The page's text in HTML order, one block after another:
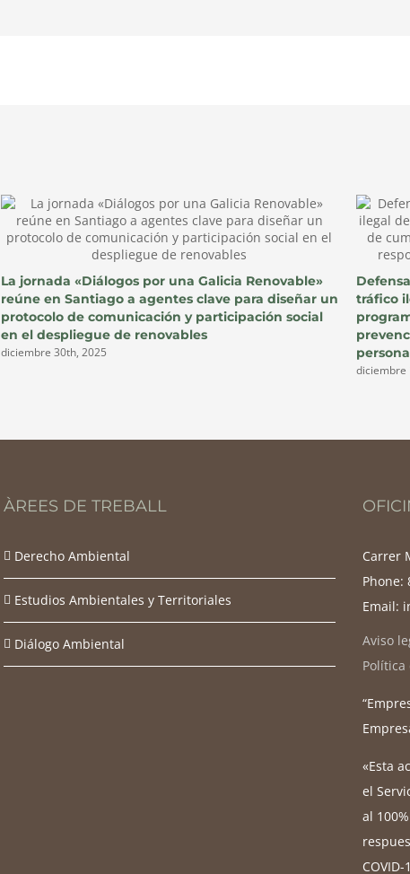
La jornada «Diálogos por una Galicia Renovable»
reúne en Santiago a agentes clave para diseñar un
protocolo de comunicación y participación social
en el despliegue de renovables
diciembre 30th, 2025
tráfico
diciembre
ÀREES DE TREBALL
Derecho Ambiental
Estudios Ambientales y Territoriales
Diálogo Ambiental
Carrer
Phone:
Email:
Aviso
Política
«Esta
el
al
COVID-